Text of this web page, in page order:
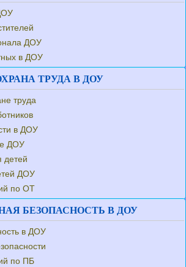
ДОУ
в ДОУ
ТРУДА В ДОУ
труда
в ДОУ
ДОУ
детей
ДОУ
по ОТ
БЕЗОПАСНОСТЬ В ДОУ
в ДОУ
по ПБ